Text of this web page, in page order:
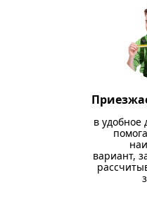
в удобное
вариант,